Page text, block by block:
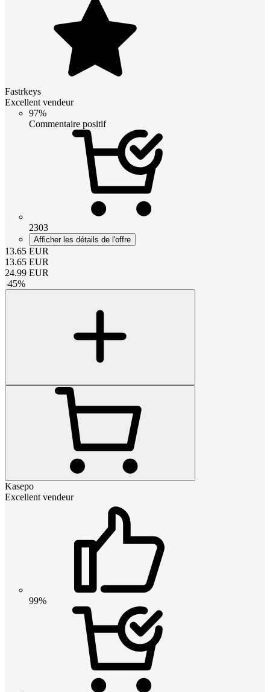
Fastrkeys
Excellent vendeur
97%
Commentaire positif
2303
Afficher les détails de l'offre
13.65 EUR
13.65 EUR
24.99 EUR
-45%
Kasepo
Excellent vendeur
99%